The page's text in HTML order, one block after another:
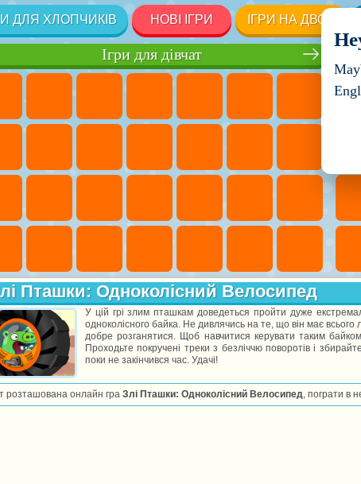
ДЛЯ ХЛОПЧИКІВ НОВІ ІГРИ ІГРИ НА ДВОХ
Ігри для дівчат
Пташки: Одноколісний Велосипед
У цій грі злим пташкам доведеться пройти дуже
одноколісного байка. Не дивлячись на те, що він має
добре розганятися. Щоб навчитися керувати таким
Проходьте покручені треки з безліччю поворотів і
поки не закінчився час. Удачі!
розташована онлайн гра Злі Пташки: Одноколісний Велосипед , пограти в